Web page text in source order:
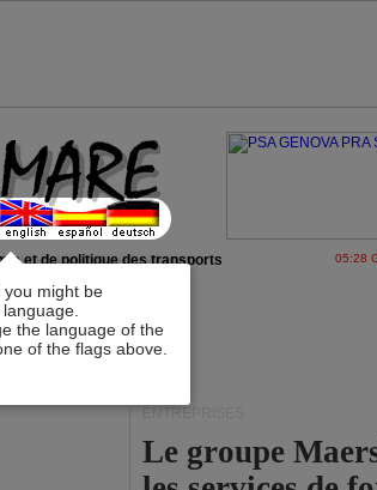
might be
the language of the
of the flags above.
et de politique des transports 05:28
ENTREPRISES
Le groupe